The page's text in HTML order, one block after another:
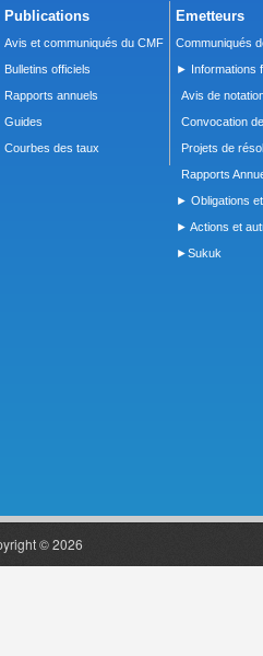
Publications
Avis et communiqués du CMF
Bulletins officiels
Rapports annuels
Guides
Courbes des taux
Emetteurs
Communiqués
► Informations
Avis de
Convocation
Projets de
Rapports
► Obligations
► Actions et
►Sukuk
© 2026